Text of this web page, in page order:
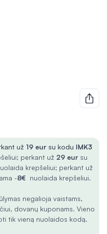
už 19 eur su kodu IMK3
perkant už 29 eur su
krepšeliui; perkant už
-8€ nuolaida krepšeliui.
negalioja vaistams,
dovanų kuponams. Vieno
tik vieną nuolaidos kodą.